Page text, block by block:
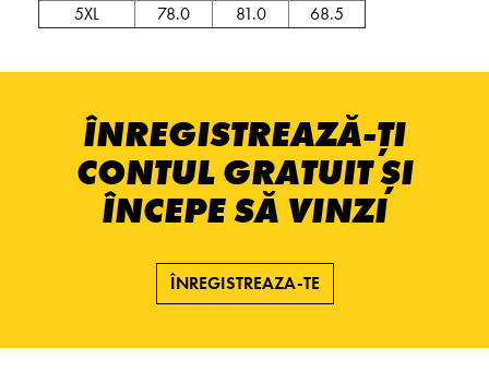
5XL
78.0 81.0 68.5
ÎNREGISTREAZĂ-ȚI
CONTUL GRATUIT ȘI
ÎNCEPE SĂ VINZI
ÎNREGISTREAZA-TE